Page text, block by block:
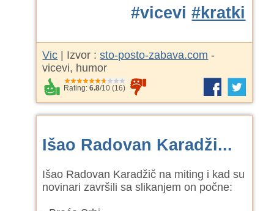
#vicevi#kratki
Vic | Izvor :sto-posto-zabava.com -
vicevi, humor
Rating:6.8/10 (16)
Išao Radovan Karadži...
Išao Radovan Karadžič na miting i kad su
novinari završili sa slikanjem on počne: